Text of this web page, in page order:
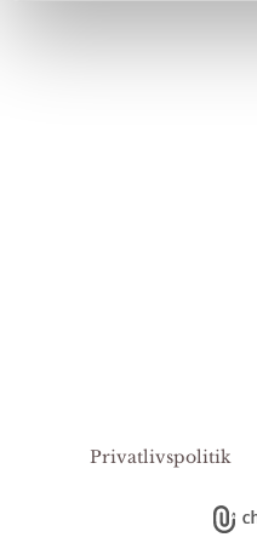
Privatlivspolitik